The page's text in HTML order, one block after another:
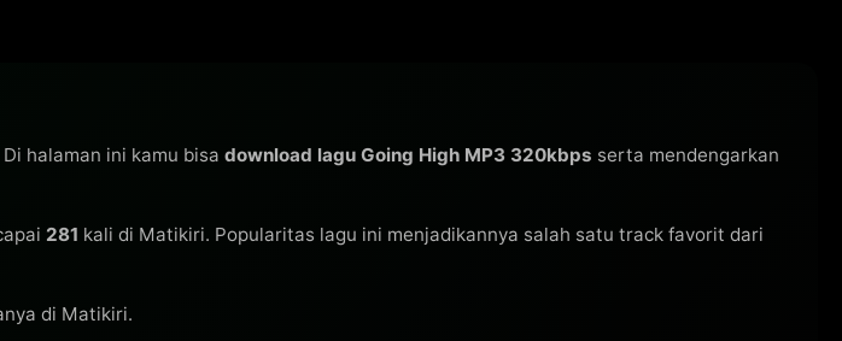
halaman ini kamu bisa download lagu Going High MP3 320kbps serta mendengarkan
281 kali di Matikiri. Popularitas lagu ini menjadikannya salah satu track favorit dari
di Matikiri.